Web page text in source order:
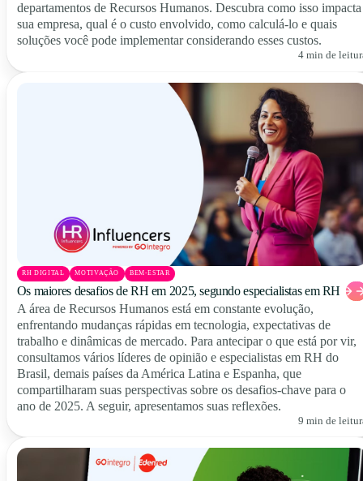
departamentos de Recursos Humanos. Descubra como isso impacta
sua empresa, qual é o custo envolvido, como calculá-lo e quais
soluções você pode implementar considerando esses custos.
4 min de
RH DIGITAL MOTIVAÇÃO BEM-ESTAR
Os maiores desafios de RH em 2025, segundo especialistas em RH
A área de Recursos Humanos está em constante evolução,
enfrentando mudanças rápidas em tecnologia, expectativas de
trabalho e dinâmicas de mercado. Para antecipar o que está por vir,
consultamos vários líderes de opinião e especialistas em RH do
Brasil, demais países da América Latina e Espanha, que
compartilharam suas perspectivas sobre os desafios-chave para o
ano de 2025. A seguir, apresentamos suas reflexões.
9 min de